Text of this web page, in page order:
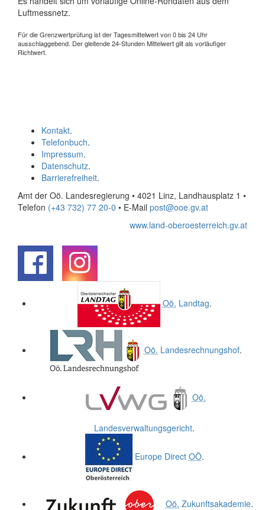
Luftmessnetz.
Für die Grenzwertprüfung ist der Tagesmittelwert von 0 bis 24 Uhr
ausschlaggebend. Der gleitende 24-Stunden Mittelwert gilt als vorläufiger
Richtwert.
Kontakt.
Telefonbuch.
Impressum.
Datenschutz.
Barrierefreiheit.
Amt der Oö. Landesregierung • 4021 Linz, Landhausplatz 1 •
Telefon (+43 732) 77 20-0 • E-Mail post@ooe.gv.at
www.land-oberoesterreich.gv.at
Oö. Landtag.
Oö. Landesrechnungshof.
Oö.
Landesverwaltungsgericht.
Europe Direct OÖ.
Oö. Zukunftsakademie.